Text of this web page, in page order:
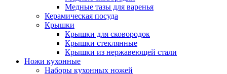
Медные тазы для варенья
Керамическая посуда
Крышки
Крышки для сковородок
Крышки стеклянные
Крышки из нержавеющей стали
Ножи кухонные
Наборы кухонных ножей